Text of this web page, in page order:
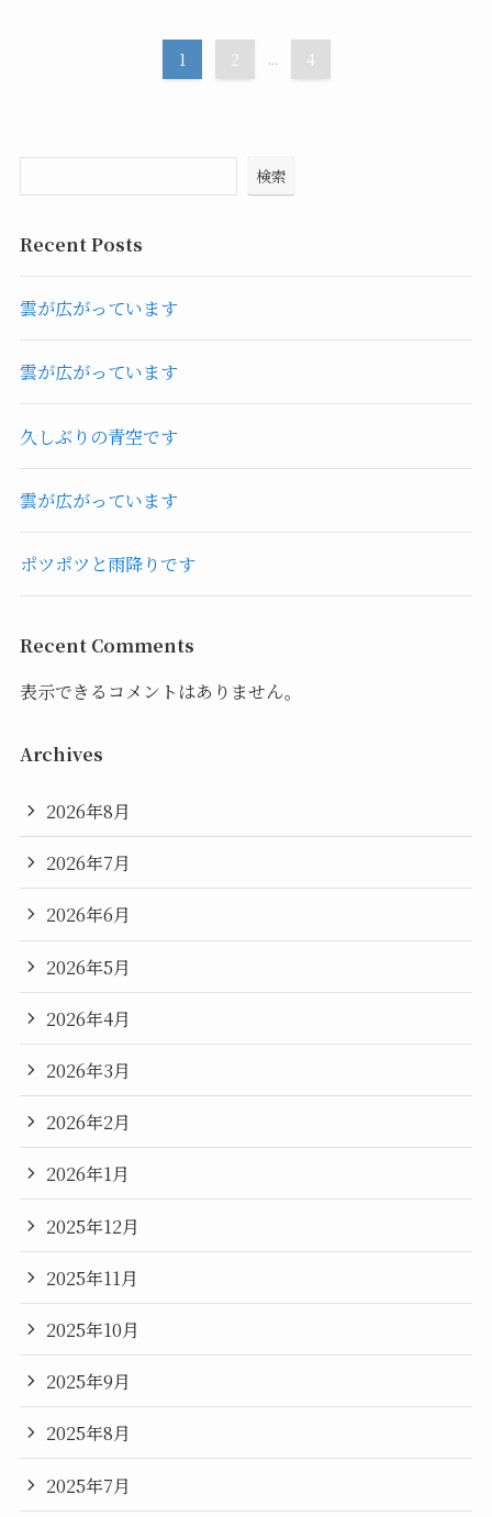
1 2 ... 4
検索
Recent Posts
雲が広がっています
雲が広がっています
久しぶりの青空です
雲が広がっています
ポツポツと雨降りです
Recent Comments
表示できるコメントはありません。
Archives
2026年8月
2026年7月
2026年6月
2026年5月
2026年4月
2026年3月
2026年2月
2026年1月
2025年12月
2025年11月
2025年10月
2025年9月
2025年8月
2025年7月